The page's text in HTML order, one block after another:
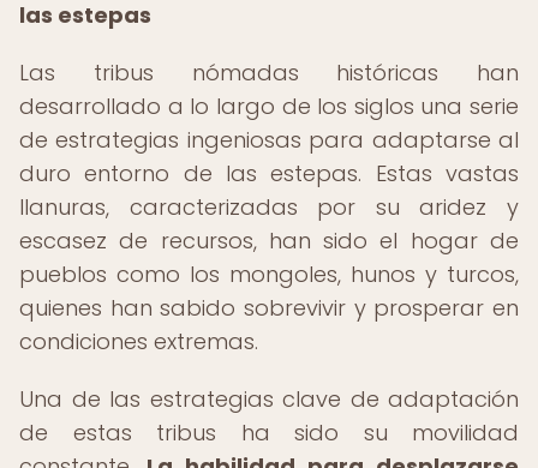
las estepas
Las tribus nómadas históricas han
desarrollado a lo largo de los siglos una serie
de estrategias ingeniosas para adaptarse al
duro entorno de las estepas. Estas vastas
llanuras, caracterizadas por su aridez y
escasez de recursos, han sido el hogar de
pueblos como los mongoles, hunos y turcos,
quienes han sabido sobrevivir y prosperar en
condiciones extremas.
Una de las estrategias clave de adaptación
de estas tribus ha sido su movilidad